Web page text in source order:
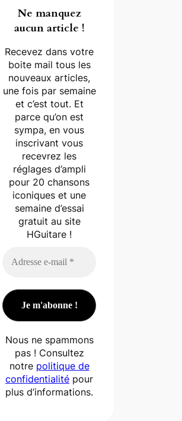
Ne manquez
aucun article !
Recevez dans votre
boite mail tous les
nouveaux articles,
une fois par semaine
et c’est tout. Et
parce qu’on est
sympa, en vous
inscrivant vous
recevrez les
réglages d’ampli
pour 20 chansons
iconiques et une
semaine d’essai
gratuit au site
HGuitare !
Nous ne spammons
pas ! Consultez
notre politique de
confidentialité pour
plus d’informations.